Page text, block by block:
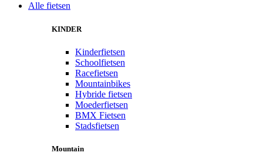
Alle fietsen
KINDER
Kinderfietsen
Schoolfietsen
Racefietsen
Mountainbikes
Hybride fietsen
Moederfietsen
BMX Fietsen
Stadsfietsen
Mountain